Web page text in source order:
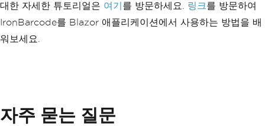
"Error: "
+ ex .Message;
}
대한 자세한 튜토리얼은 여기 를 방문하세요. 링크를 방문하여
IronBarcode를 Blazor 애플리케이션에서 사용하는 방법을 배
워보세요.
자주 묻는 질문